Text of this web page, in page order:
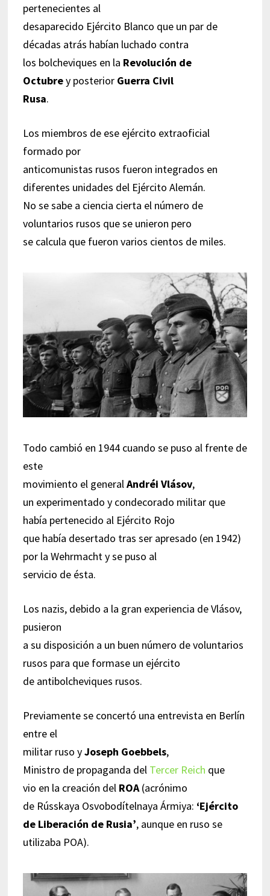
pertenecientes al
desaparecido Ejército Blanco que un par de
décadas atrás habían luchado contra
los bolcheviques en la Revolución de
Octubrey posterior Guerra Civil
Rusa.
Los miembros de ese ejército extraoficial
formado por
anticomunistas rusos fueron integrados en
diferentes unidades del Ejército Alemán.
No se sabe a ciencia cierta el número de
voluntarios rusos que se unieron pero
se calcula que fueron varios cientos de miles.
Todo cambió en 1944 cuando se puso al frente de
este
movimiento el generalAndréi Vlásov,
un experimentado y condecorado militar que
había pertenecido al Ejército Rojo
que había desertado tras ser apresado (en 1942)
por la Wehrmacht y se puso al
servicio de ésta.
Los nazis, debido a la gran experiencia de Vlásov,
pusieron
a su disposición a un buen número de voluntarios
rusos para que formase un ejército
de antibolcheviques rusos.
Previamente se concertó una entrevista en Berlín
entre el
militar ruso yJoseph Goebbels,
Ministro de propaganda del Tercer Reich que
vio en la creación del ROA(acrónimo
de Rússkaya Osvobodítelnaya Ármiya: ‘Ejército
de Liberación de Rusia’, aunque en ruso se
utilizaba POA).